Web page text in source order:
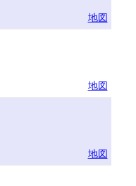
地図
地図
地図